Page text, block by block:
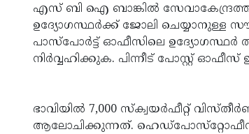
എസ് ബി ഐ ബാങ്കില്‍
ഉദ്യോഗസ്ഥര്‍ക്ക് ജോലി ചെയ്യാനുള്ള
പാസ്‌പോര്‍ട്ട് ഓഫീസിലെ ഉദ്യോഗസ്ഥര്‍
നിര്‍വ്വഹിക്കുക. പിന്നീട് പോസ്റ്റ്
ഭാവിയില്‍ 7,000 സ്‌ക്വയര്‍ഫീറ്റ്
ആലോചിക്കുന്നത്. ഹെഡ്‌പോസ്‌റ്റോഫീസിന്